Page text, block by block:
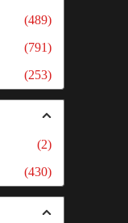
(489)
(791)
(253)
(2)
(430)